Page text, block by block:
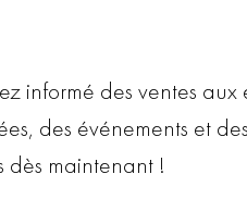
informé des ventes
des événements et
dès maintenant !